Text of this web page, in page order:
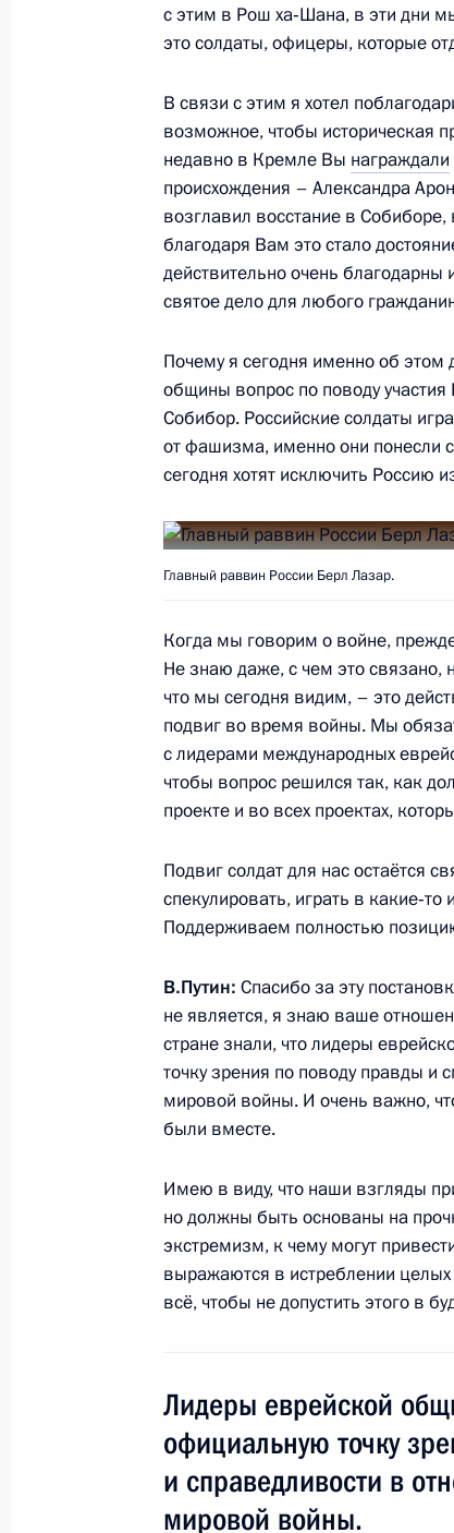
Поздравление Президенту
21 сентября 2017 года, 10:00
20 сентября 2017 года, среда
Концерт по случаю юбилея
20 сентября 2017 года, 20:30 Москва,
Встреча с главным раввином
Федерации еврейских общин
20 сентября 2017 года, 17:30 Москва,
Встреча с президентом
20 сентября 2017 года, 16:50 Москва,
Встреча с вновь избранными
20 сентября 2017 года, 14:40 Москва,
Соболезнования Президенту
20 сентября 2017 года, 12:50
Поздравление Президенту
с Днём Республики
20 сентября 2017 года, 10:00
Владимир Путин поздравил
ха-Шана
20 сентября 2017 года, 10:00
Заседание Военно-
19 сентября 2017 года, 15:20 Москва
с этим в Рош ха‑Шана, в эти дни
это солдаты, офицеры, которые
В связи с этим я хотел
возможное, чтобы историческая
недавно в Кремле Вы награждали
происхождения – Александра
возглавил восстание в
благодаря Вам это стало
действительно очень благодарны
святое дело для любого
Почему я сегодня именно об этом
общины вопрос по поводу
Собибор. Российские солдаты
от фашизма, именно они понесли
сегодня хотят исключить Россию
Главный раввин России Берл Лазар.
Когда мы говорим о войне,
Не знаю даже, с чем это связано,
что мы сегодня видим, – это
подвиг во время войны. Мы
с лидерами международных
чтобы вопрос решился так, как
проекте и во всех проектах,
Подвиг солдат для нас остаётся
спекулировать, играть в
Поддерживаем полностью
В.Путин: Спасибо за эту
не является, я знаю ваше
стране знали, что лидеры
точку зрения по поводу правды и
мировой войны. И очень важно,
были вместе.
Имею в виду, что наши взгляды
но должны быть основаны на
экстремизм, к чему могут
выражаются в истреблении
всё, чтобы не допустить этого в
Лидеры еврейской
официальную точку
и справедливости в
мировой войны.